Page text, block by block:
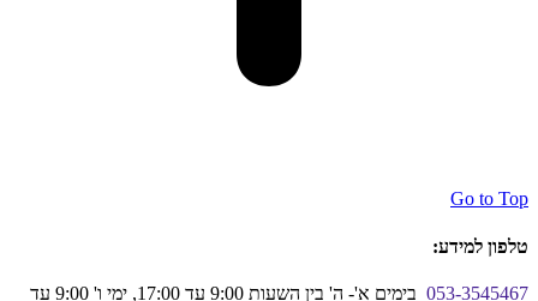
Go to Top
טלפון למידע:
053-3545467 בימים א'- ה' בין השעות 9:00 עד 17:00, ימי ו' 9:00 עד